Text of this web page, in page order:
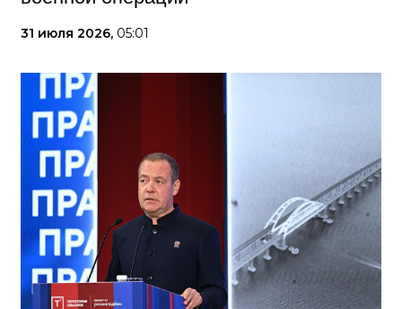
31 июля 2026, 05:01